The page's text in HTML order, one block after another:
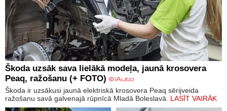
Škoda uzsāk sava lielākā modeļa, jaunā krosovera
Peaq, ražošanu (+ FOTO)
Škoda ir uzsākusi jaunā elektriskā krosovera Peaq sērijveida
ražošanu savā galvenajā rūpnīcā Mladā Boleslavā. LASĪT VAIRĀK